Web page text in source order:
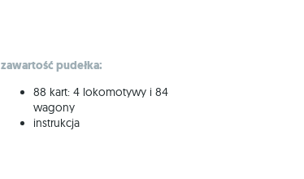
zawartość pudełka:
88 kart: 4 lokomotywy i 84
wagony
instrukcja